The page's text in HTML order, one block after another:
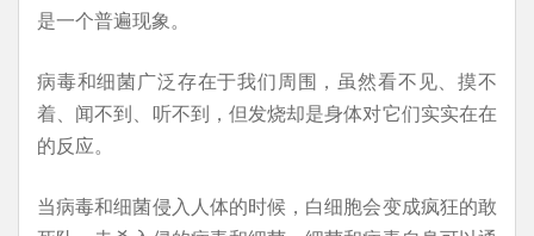
是一个普遍现象。
病毒和细菌广泛存在于我们周围，虽然看不见、摸不
着、闻不到、听不到，但发烧却是身体对它们实实在在
的反应。
当病毒和细菌侵入人体的时候，白细胞会变成疯狂的敢